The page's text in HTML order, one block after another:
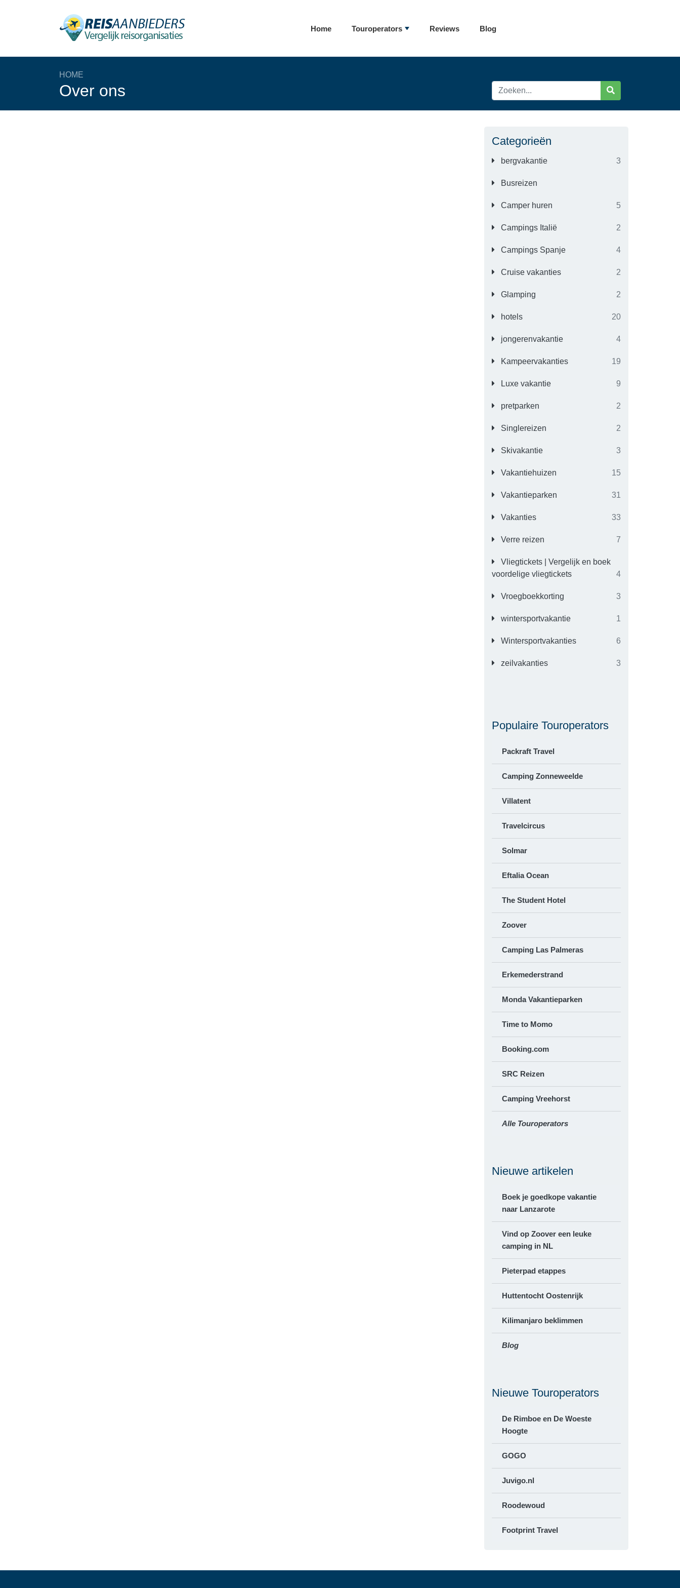
Home Touroperators Reviews Blog
HOME
Over ons
Categorieën
bergvakantie 3
Busreizen
Camper huren 5
Campings Italië 2
Campings Spanje 4
Cruise vakanties 2
Glamping 2
hotels 20
jongerenvakantie 4
Kampeervakanties 19
Luxe vakantie 9
pretparken 2
Singlereizen 2
Skivakantie 3
Vakantiehuizen 15
Vakantieparken 31
Vakanties 33
Verre reizen 7
Vliegtickets | Vergelijk en boek
voordelige vliegtickets
4
Vroegboekkorting 3
wintersportvakantie 1
Wintersportvakanties 6
zeilvakanties 3
Populaire Touroperators
Packraft Travel
Camping Zonneweelde
Villatent
Travelcircus
Solmar
Eftalia Ocean
The Student Hotel
Zoover
Camping Las Palmeras
Erkemederstrand
Monda Vakantieparken
Time to Momo
Booking.com
SRC Reizen
Camping Vreehorst
Alle Touroperators
Nieuwe artikelen
Boek je goedkope vakantie
naar Lanzarote
Vind op Zoover een leuke
camping in NL
Pieterpad etappes
Huttentocht Oostenrijk
Kilimanjaro beklimmen
Blog
Nieuwe Touroperators
De Rimboe en De Woeste
Hoogte
GOGO
Juvigo.nl
Roodewoud
Footprint Travel